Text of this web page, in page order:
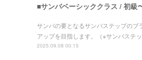
■サンバベーシッククラス / 初級
サンバの要となるサンバステップの
アップを目指します。（※サンバステ
2025.09.08 00:15